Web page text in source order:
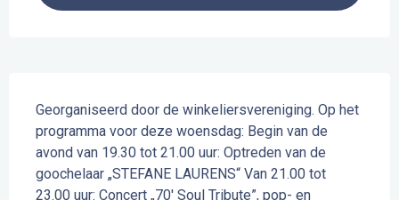
Georganiseerd door de winkeliersvereniging. Op het
programma voor deze woensdag: Begin van de
avond van 19.30 tot 21.00 uur: Optreden van de
goochelaar „STEFANE LAURENS“ Van 21.00 tot
23.00 uur: Concert „70' Soul Tribute”, pop- en